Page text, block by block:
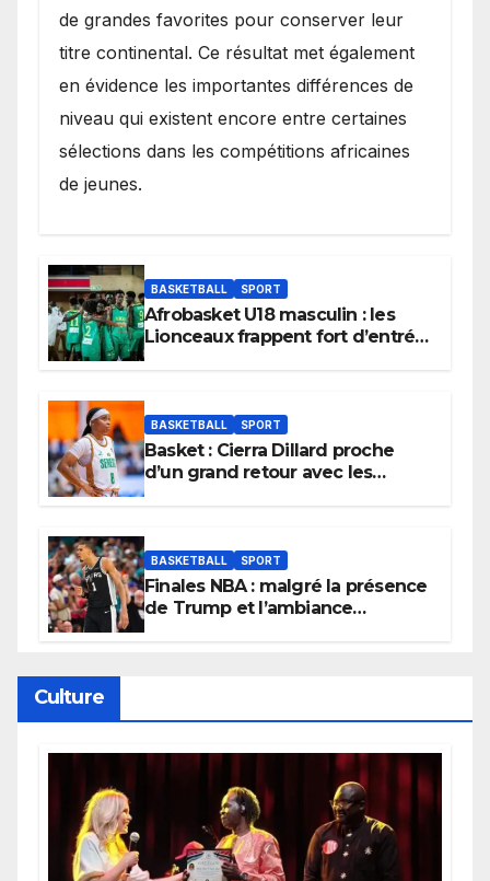
de grandes favorites pour conserver leur
titre continental. Ce résultat met également
en évidence les importantes différences de
niveau qui existent encore entre certaines
sélections dans les compétitions africaines
de jeunes.
BASKETBALL SPORT
Afrobasket U18 masculin : les
Lionceaux frappent fort d’entrée
BASKETBALL SPORT
Basket : Cierra Dillard proche
d’un grand retour avec les
BASKETBALL SPORT
Finales NBA : malgré la présence
de Trump et l’ambiance
Culture